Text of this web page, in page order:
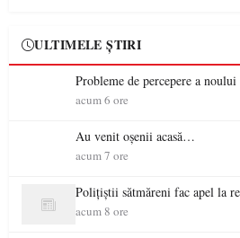
ULTIMELE ȘTIRI
Probleme de percepere a
acum 6 ore
Au venit oșenii acasă…
acum 7 ore
acum 8 ore